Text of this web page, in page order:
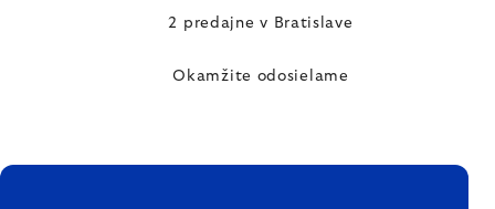
2 predajne v Bratislave
Okamžite odosielame
ZÁPÄTIE